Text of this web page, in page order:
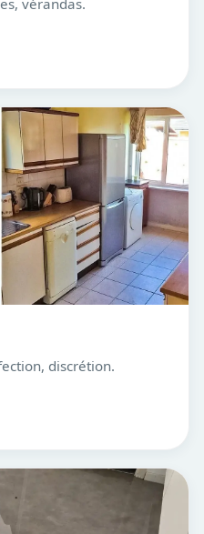
vérandas.
discrétion.